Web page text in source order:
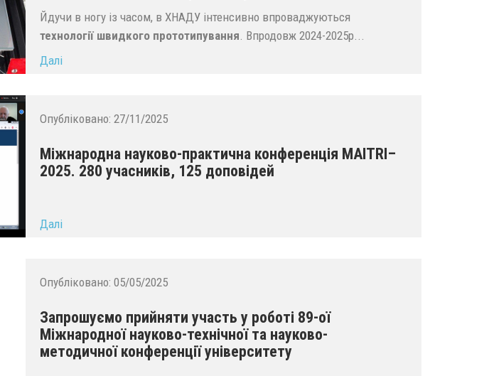
Йдучи в ногу із часом, в ХНАДУ інтенсивно впроваджуються
технології швидкого прототипування. Впродовж 2024-2025р...
Далі
Опубліковано: 27/11/2025
Міжнародна науково-практична конференція MAITRI–
2025. 280 учасників, 125 доповідей
...
Далі
Опубліковано: 05/05/2025
Запрошуємо прийняти участь у роботі 89-ої
Міжнародної науково-технічної та науково-
методичної конференції університету